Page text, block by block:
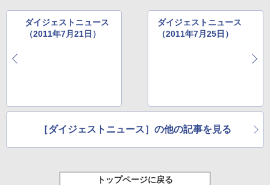
ダイジェストニュース
（2011年7月21日）
ダイジェストニュース
（2011年7月25日）
［ダイジェストニュース］の他の記事を見る
トップページに戻る